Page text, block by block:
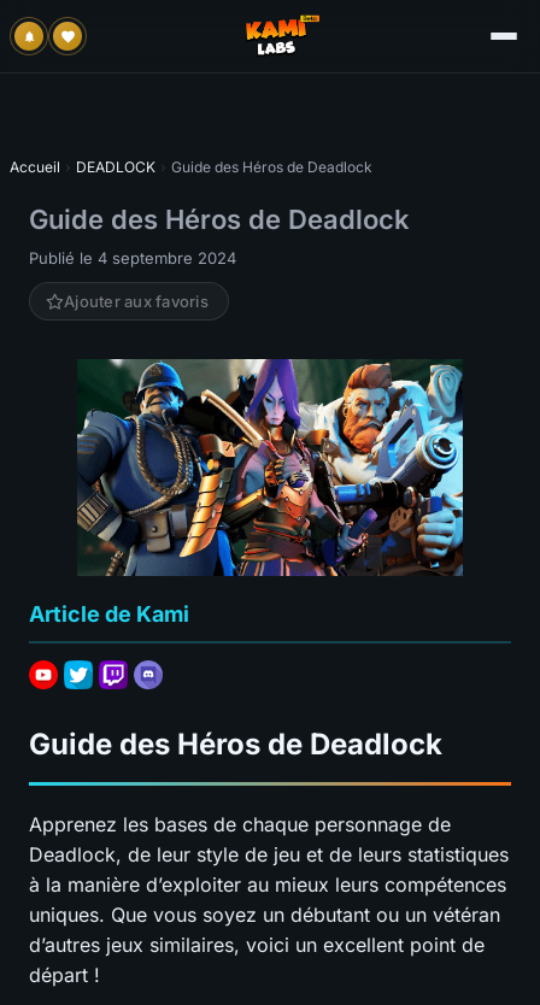
Accueil › DEADLOCK › Guide des Héros de Deadlock
Guide des Héros de Deadlock
Publié le 4 septembre 2024
Ajouter aux favoris
Article de Kami
Guide des Héros de Deadlock
Apprenez les bases de chaque personnage de
Deadlock, de leur style de jeu et de leurs statistiques
à la manière d’exploiter au mieux leurs compétences
uniques. Que vous soyez un débutant ou un vétéran
d’autres jeux similaires, voici un excellent point de
départ !